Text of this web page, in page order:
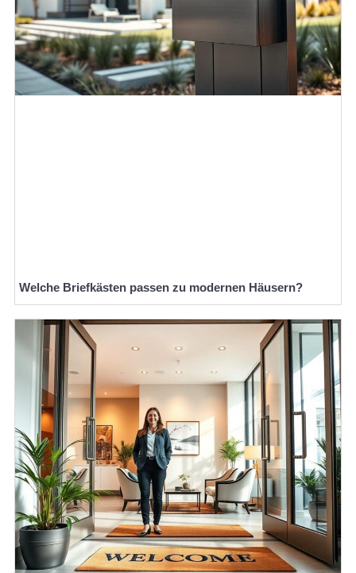
Welche Briefkästen passen zu modernen Häusern?